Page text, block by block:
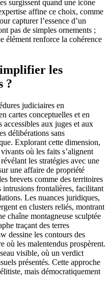
surgissent quand une icône
affine ce choix, comme
capturer l’essence d’un
pas de simples ornements ;
élément renforce la cohérence
les
?
judiciaires en
cartes conceptuelles et en
aux juges et aux
délibérations sans
Explorant cette dimension,
où les faits s’alignent
les stratégies avec une
une affaire de propriété
brevets comme des territoires
intrusions frontalières, facilitant
Les nuances juridiques,
en clusters reliés, montrant
chaîne montagneuse sculptée
traçant des terres
dessine les contours des
où les malentendus prospèrent.
visible, où un verdict
présentés. Cette approche
mais démocratiquement